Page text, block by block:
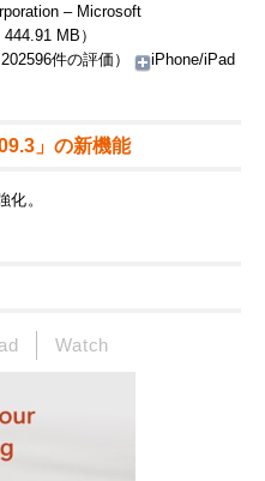
– Microsoft
MB）
202596件の評価）
iPhone/iPad
」の新機能
。
Watch